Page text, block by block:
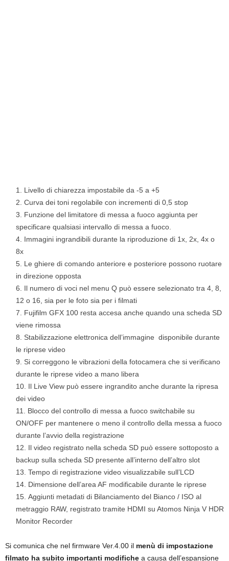
Livello di chiarezza impostabile da -5 a +5
Curva dei toni regolabile con incrementi di 0,5 stop
Funzione del limitatore di messa a fuoco aggiunta per
specificare qualsiasi intervallo di messa a fuoco.
Immagini ingrandibili durante la riproduzione di 1x, 2x, 4x o
8x
Le ghiere di comando anteriore e posteriore possono ruotare
in direzione opposta
Il numero di voci nel menu Q può essere selezionato tra 4, 8,
12 o 16, sia per le foto sia per i filmati
Fujifilm GFX 100 resta accesa anche quando una scheda SD
viene rimossa
Stabilizzazione elettronica dell’immagine disponibile durante
le riprese video
Si correggono le vibrazioni della fotocamera che si verificano
durante le riprese video a mano libera
Il Live View può essere ingrandito anche durante la ripresa
dei video
Blocco del controllo di messa a fuoco switchabile su
ON/OFF per mantenere o meno il controllo della messa a fuoco
durante l’avvio della registrazione
Il video registrato nella scheda SD può essere sottoposto a
backup sulla scheda SD presente all’interno dell’altro slot
Tempo di registrazione video visualizzabile sull’LCD
Dimensione dell’area AF modificabile durante le riprese
Aggiunti metadati di Bilanciamento del Bianco / ISO al
metraggio RAW, registrato tramite HDMI su Atomos Ninja V HDR
Monitor Recorder
Si comunica che nel firmware Ver.4.00 il menù di impostazione
filmato ha subito importanti modifiche a causa dell’espansione